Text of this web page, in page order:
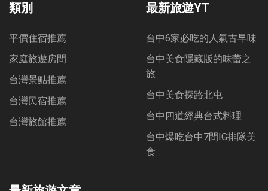
類別
平價住宿推薦
家庭旅遊房間
台灣景點推薦
台灣民宿推薦
台灣旅館推薦
最新旅遊YT
台中6家必吃的人氣古早味
台中美食隱藏版的味蕾之
旅
台中美食探路北屯
台中四道經典台式料理
台中爆吃台中7間IG排隊美
食